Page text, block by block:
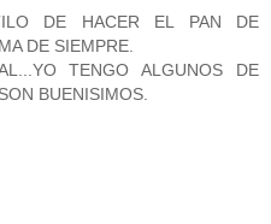
DE HACER EL PAN DE
DE SIEMPRE.
TENGO ALGUNOS DE
BUENISIMOS.